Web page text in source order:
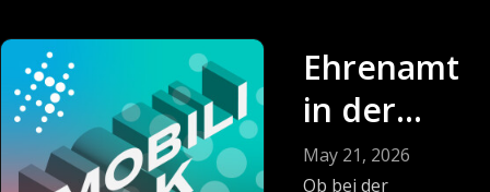
gerecht wird – das
ist das Ziel für eine
Mobilität in NRW,
Stadtentwicklung
Ehrenamt
in der
Mobilität
May 21, 2026
Ob bei der